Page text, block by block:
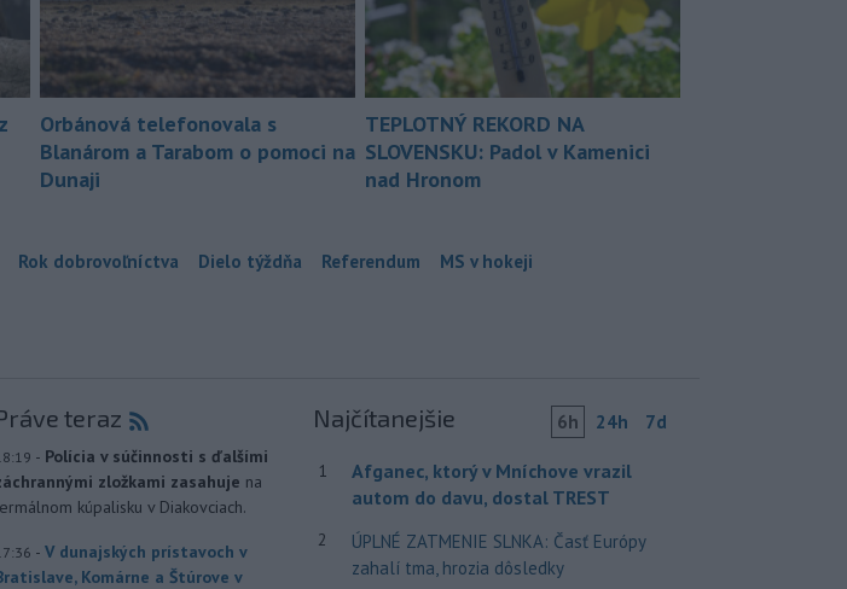
Orbánová telefonovala s
Blanárom a Tarabom o pomoci na
Dunaji
TEPLOTNÝ REKORD NA
SLOVENSKU: Padol v Kamenici
nad Hronom
Rok dobrovoľníctva Dielo týždňa Referendum MS v hokeji
teraz
- Polícia v súčinnosti s ďalšími
zložkami zasahuje na
kúpalisku v Diakovciach.
- V dunajských prístavoch v
Komárne a Štúrove v
Najčítanejšie 6h 24h 7d
1
Afganec, ktorý v Mníchove vrazil
autom do davu, dostal TREST
2
ÚPLNÉ ZATMENIE SLNKA: Časť Európy
zahalí tma, hrozia dôsledky